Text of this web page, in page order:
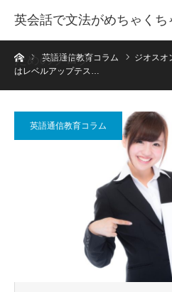
英会話で文法がめちゃく
ためのブログ
ホーム英語通信教育コラム
ジオスオ
はレベルアップテス…
英語通信教育コラム